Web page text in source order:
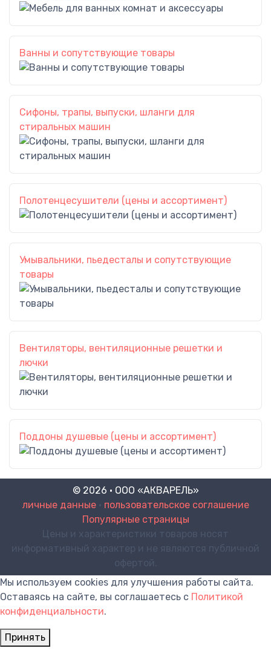
Ванны и сопутствующие товары
Сифоны, трапы, выпуски, шланги для
стиральных машин
Полотенцесушители (цены и ассортимент)
Умывальники, пьедесталы и сопутствующие
товары
Вентиляторы, вентиляционные решетки и
лючки
Поддоны душевые (цены и ассортимент)
© 2026 · ООО «АКВАРЕЛЬ»
личные данные• пользовательское соглашение
Популярные страницы
Цены и характеристики товаров носят
информативный характер и не являются публичной
офертой.
Мы используем cookies для улучшения работы сайта.
Оставаясь на сайте, вы соглашаетесь с Политикой
конфиденциальности.
Принять